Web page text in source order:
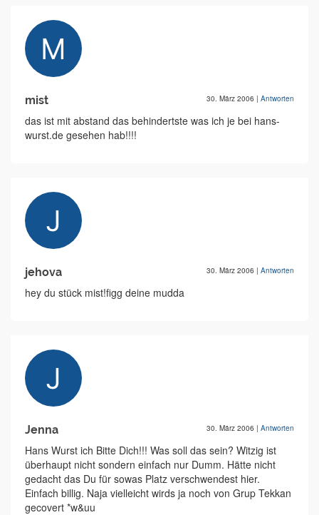
mist 30. März 2006 | Antworten
das ist mit abstand das behindertste was ich je bei hans-
wurst.de gesehen hab!!!!
jehova 30. März 2006 | Antworten
hey du stück mist!figg deine mudda
Jenna 30. März 2006 | Antworten
Hans Wurst ich Bitte Dich!!! Was soll das sein? Witzig ist
überhaupt nicht sondern einfach nur Dumm. Hätte nicht
gedacht das Du für sowas Platz verschwendest hier.
Einfach billig. Naja vielleicht wirds ja noch von Grup Tekkan
gecovert *w&uu